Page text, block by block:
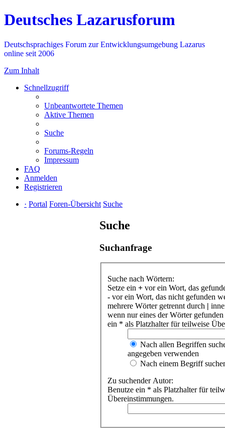
Deutsches Lazarusforum
Deutschsprachiges Forum zur Entwicklungsumgebung Lazarus
online seit 2006
Zum Inhalt
Schnellzugriff
Unbeantwortete Themen
Aktive Themen
Suche
Forums-Regeln
Impressum
FAQ
Anmelden
Registrieren
· Portal Foren-Übersicht Suche
Suche
Suchanfrage
Suche nach Wörtern:
Setze ein + vor ein Wort, das
- vor ein Wort, das nicht gefunden
mehrere Wörter getrennt durch |
wenn nur eines der Wörter
ein * als Platzhalter für teilweise
Nach allen Begriffen
angegeben verwenden
Nach einem Begriff
Zu suchender Autor:
Benutze ein * als Platzhalter für
Übereinstimmungen.